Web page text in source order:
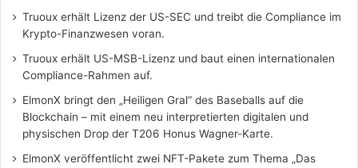
Truoux erhält Lizenz der US-SEC und treibt die Compliance im
Krypto-Finanzwesen voran.
Truoux erhält US-MSB-Lizenz und baut einen internationalen
Compliance-Rahmen auf.
ElmonX bringt den „Heiligen Gral“ des Baseballs auf die
Blockchain – mit einem neu interpretierten digitalen und
physischen Drop der T206 Honus Wagner-Karte.
ElmonX veröffentlicht zwei NFT-Pakete zum Thema „Das